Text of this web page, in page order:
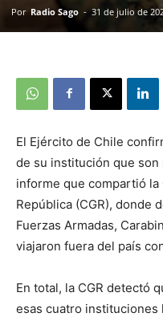
Por Radio Sago - 31 de julio de
El Ejército de Chile
de su institución que
informe que compartió
República (CGR), donde
Fuerzas Armadas,
viajaron fuera del país
En total, la CGR detectó
esas cuatro